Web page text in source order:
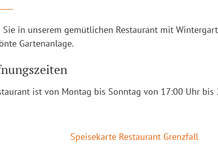
Sie in unserem gemütlichen Restaurant mit
Gartenanlage.
ist von Montag bis Sonntag von 17:00 Uhr
Speisekarte Restaurant Grenzfall